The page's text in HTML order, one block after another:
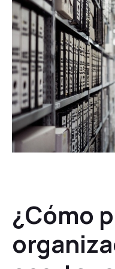
¿Cómo